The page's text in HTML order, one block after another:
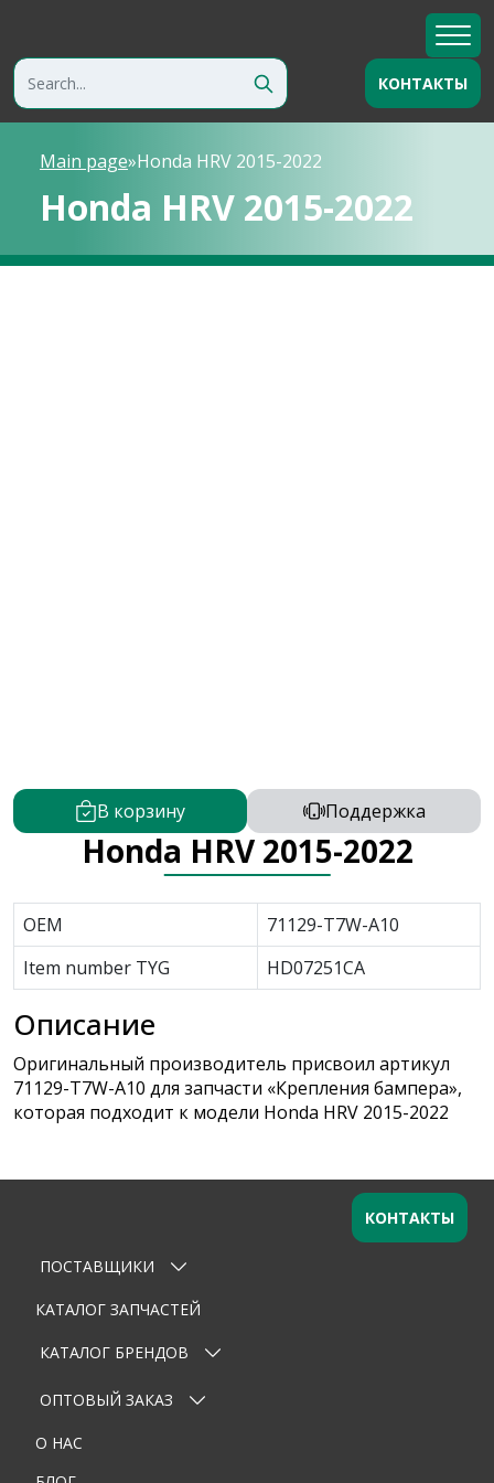
КОНТАКТЫ
Main page»Honda HRV 2015-2022
Honda HRV 2015-2022
В корзину Поддержка
Honda HRV 2015-2022
OEM
71129-T7W-A10
Item number TYG
HD07251CA
Описание
Оригинальный производитель присвоил артикул
71129-T7W-A10 для запчасти «Крепления бампера»,
которая подходит к модели Honda HRV 2015-2022
Оставьте заявку
Ваше имя
Email
Телефон
ПОСТАВЩИКИ
КАТАЛОГ ЗАПЧАСТЕЙ
КАТАЛОГ БРЕНДОВ
ОПТОВЫЙ ЗАКАЗ
О НАС
КОНТАКТЫ